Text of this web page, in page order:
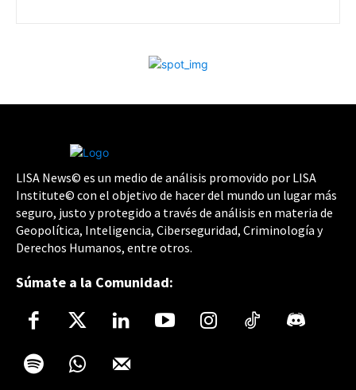
LISA News© es un medio de análisis promovido por LISA
Institute© con el objetivo de hacer del mundo un lugar más
seguro, justo y protegido a través de análisis en materia de
Geopolítica, Inteligencia, Ciberseguridad, Criminología y
Derechos Humanos, entre otros.
Súmate a la Comunidad: